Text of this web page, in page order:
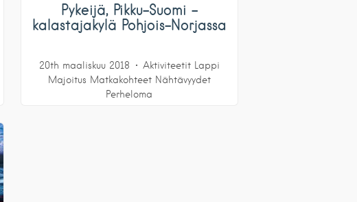
Pykeijä, Pikku-Suomi –
kalastajakylä Pohjois-Norjassa
20th maaliskuu 2018 Aktiviteetit
Lappi
Majoitus Matkakohteet Nähtävyydet
Perheloma